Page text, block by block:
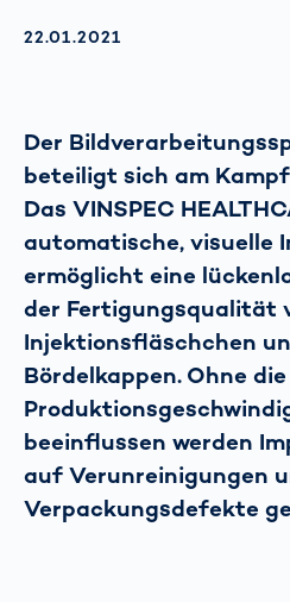
AKTUALISIERT AM:
22.01.2021
Der
beteiligt sich am
Das VINSPEC
automatische, visuelle
ermöglicht eine
der Fertigungsqualität
Injektionsfläschchen
Bördelkappen. Ohne die
beeinflussen werden
auf Verunreinigungen
Verpackungsdefekte